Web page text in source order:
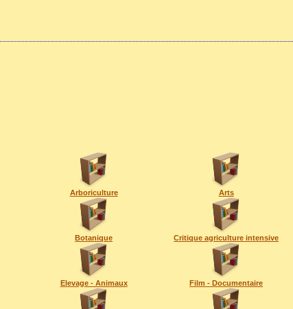
Arboriculture Arts
Botanique Critique agriculture intensive
Elevage - Animaux Film - Documentaire